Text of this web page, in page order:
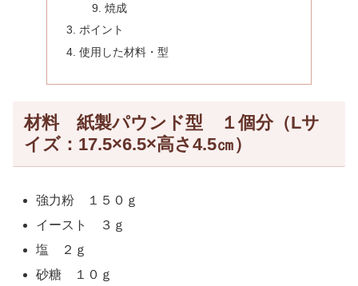
焼成
ポイント
使用した材料・型
材料 紙製パウンド型 １個分（Lサ
イズ：17.5×6.5×高さ4.5㎝）
強力粉 １５０ｇ
イースト ３ｇ
塩 ２ｇ
砂糖 １０ｇ